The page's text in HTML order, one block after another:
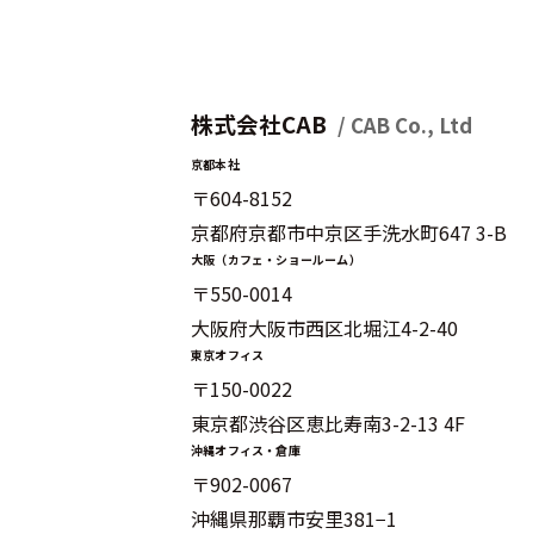
株式会社CAB / CAB Co., Ltd
京都本社
〒604-8152
京都府京都市中京区手洗水町647 3-B
大阪（カフェ・ショールーム）
〒550-0014
大阪府大阪市西区北堀江4-2-40
東京オフィス
〒150-0022
東京都渋谷区恵比寿南3-2-13 4F
沖縄オフィス・倉庫
〒902-0067
沖縄県那覇市安里381−1